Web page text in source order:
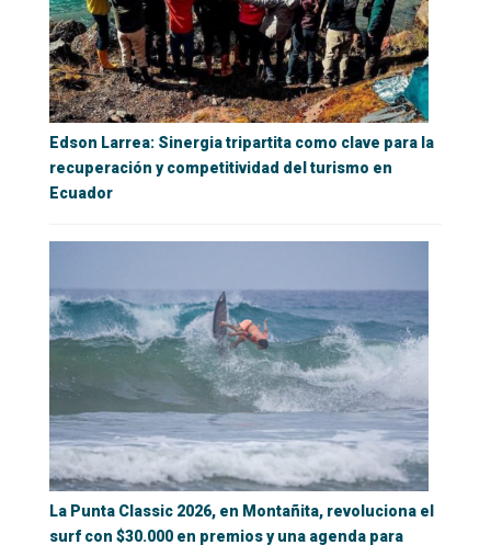
Edson Larrea: Sinergia tripartita como clave para la
recuperación y competitividad del turismo en
Ecuador
La Punta Classic 2026, en Montañita, revoluciona el
surf con $30.000 en premios y una agenda para